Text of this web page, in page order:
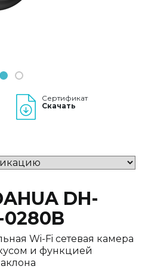
1 2
Сертификат
Скачать
DH-
0280B
Wi-Fi сетевая камера
и функцией